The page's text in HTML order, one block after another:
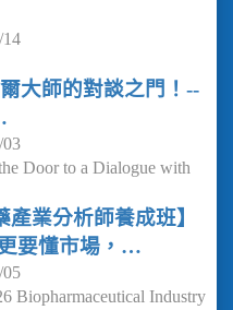
14
大師的對談之門！--
03
Door to a Dialogue with
產業分析師養成班】
要懂市場，…
05
Biopharmaceutical Industry